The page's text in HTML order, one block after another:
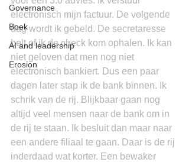
Governance
Boek
AI and leadership
Erosion
electronisch mijn factuur. De volgende
dag wordt ik gebeld. De secretaresse
belt of ik de check kom ophalen. Ik kan
niet geloven dat men nog niet
electronisch bankiert. Dus een paar
dagen later stap ik de bank binnen. Ik
schrik van de rij. Blijkbaar gaan nog
altijd veel mensen naar de bank om in
de rij te staan. Ik besluit dan maar naar
een andere filiaal te gaan. Daar is de rij
inderdaad wat korter. Een bewaker